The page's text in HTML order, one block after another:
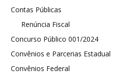
Contas Públicas
Renúncia Fiscal
Concurso Público 001/2024
Convênios e Parcerias Estadual
Convênios Federal